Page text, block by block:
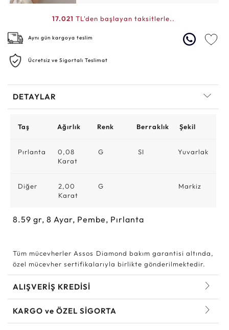
17.021 TL'den başlayan taksitlerle..
Aynı gün kargoya teslim
Ücretsiz ve Sigortalı Teslimat
DETAYLAR
Taş Ağırlık Renk Berraklık Şekil
Pırlanta
0,08
Karat
G SI Yuvarlak
Diğer
2,00
Karat
G Markiz
8.59 gr, 8 Ayar, Pembe, Pırlanta
Tüm mücevherler Assos Diamond bakım garantisi altında,
özel mücevher sertifikalarıyla birlikte gönderilmektedir.
ALIŞVERİŞ KREDİSİ
KARGO ve ÖZEL SİGORTA